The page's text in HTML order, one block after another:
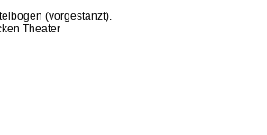
(vorgestanzt).
Theater